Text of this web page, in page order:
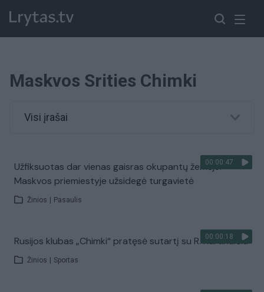
Maskvos Srities Chimki
Visi įrašai
00:00:47
Užfiksuotas dar vienas gaisras okupantų žemėje:
Maskvos priemiestyje užsidegė turgavietė
Žinios Pasaulis
00:00:18
Rusijos klubas „Chimki“ pratęsė sutartį su R. Kurtinaičiu
Žinios Sportas